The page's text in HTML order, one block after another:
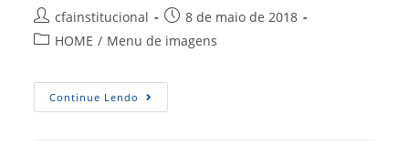
Autor
do
cfainstitucional
Post
publicado:
8 de maio de 2018
Categoria
post:
HOME / Menu de imagens
Continue Lendo DIAMANTE_bt